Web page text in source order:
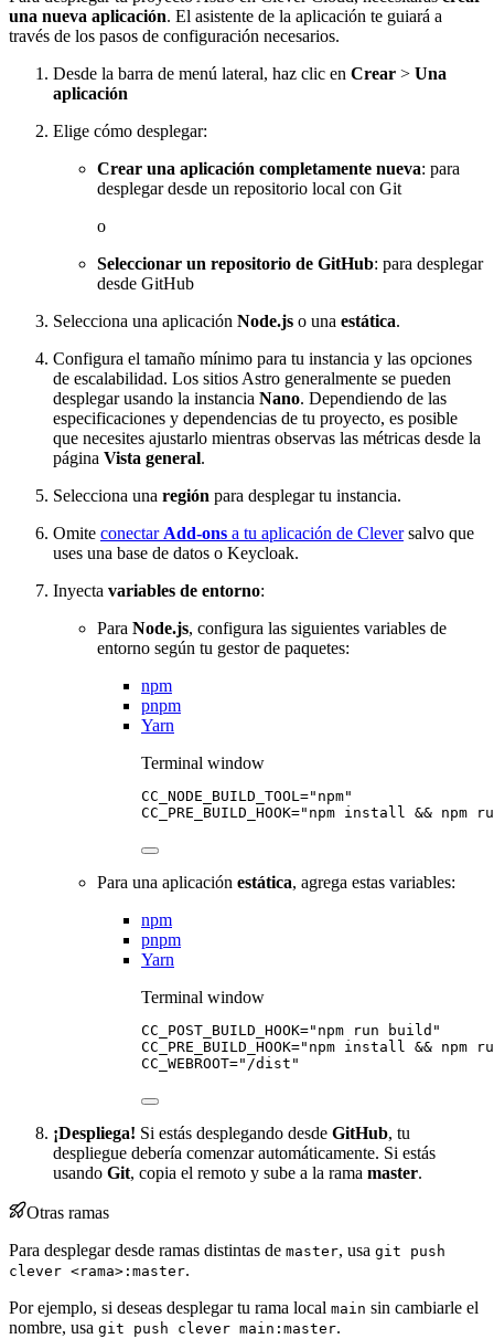
una nueva aplicación. El asistente de la aplicación te guiará a
través de los pasos de configuración necesarios.
Desde la barra de menú lateral, haz clic en Crear > Una
aplicación
Elige cómo desplegar:
Crear una aplicación completamente nueva: para
desplegar desde un repositorio local con Git
o
Seleccionar un repositorio de GitHub: para desplegar
desde GitHub
Selecciona una aplicación Node.js o una estática.
Configura el tamaño mínimo para tu instancia y las opciones
de escalabilidad. Los sitios Astro generalmente se pueden
desplegar usando la instancia Nano. Dependiendo de las
especificaciones y dependencias de tu proyecto, es posible
que necesites ajustarlo mientras observas las métricas desde la
página Vista general.
Selecciona una región para desplegar tu instancia.
Omite conectar Add-ons a tu aplicación de Cleversalvo que
uses una base de datos o Keycloak.
Inyecta variables de entorno:
Para Node.js, configura las siguientes variables de
entorno según tu gestor de paquetes:
npm
pnpm
Yarn
Terminal window
CC_NODE_BUILD_TOOL=" npm"
CC_PRE_BUILD_HOOK=" npm install && npm
Para una aplicación estática, agrega estas variables:
npm
pnpm
Yarn
Terminal window
CC_POST_BUILD_HOOK=" npm run build "
CC_PRE_BUILD_HOOK=" npm install && npm
CC_WEBROOT=" /dist "
¡Despliega! Si estás desplegando desde GitHub, tu
despliegue debería comenzar automáticamente. Si estás
usando Git, copia el remoto y sube a la rama master.
Otras ramas
Para desplegar desde ramas distintas de master, usa git push
clever <rama>:master.
Por ejemplo, si deseas desplegar tu rama local main sin cambiarle el
nombre, usa git push clever main:master.